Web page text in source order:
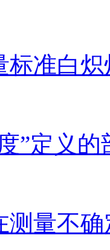
标准白
”定义的
测量不